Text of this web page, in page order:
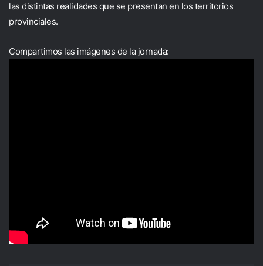
las distintas realidades que se presentan en los territorios
provinciales.
Compartimos las imágenes de la jornada: